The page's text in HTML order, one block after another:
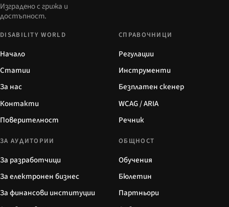
Изградено с грижа и
достъпност.
DISABILITY WORLD
Начало
Статии
За нас
Контакти
Поверителност
СПРАВОЧНИЦИ
Регулации
Инструменти
Безплатен скенер
WCAG / ARIA
Речник
ЗА АУДИТОРИИ
За разработчици
За електронен бизнес
За финансови институции
ОБЩНОСТ
Обучения
Бюлетин
Партньори